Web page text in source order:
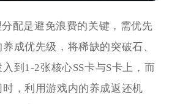
配是避免浪费的关键，需优先
成优先级，将稀缺的突破石、
到1-2张核心SS卡与S卡上，而
，利用游戏内的养成返还机